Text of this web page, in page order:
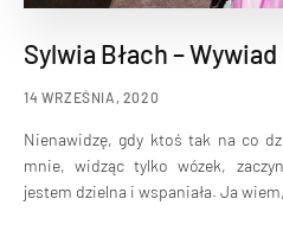
Sylwia Błach – Wywiad
14 WRZEŚNIA, 2020
Nienawidzę, gdy ktoś tak na co
mnie, widząc tylko wózek,
jestem dzielna i wspaniała. Ja